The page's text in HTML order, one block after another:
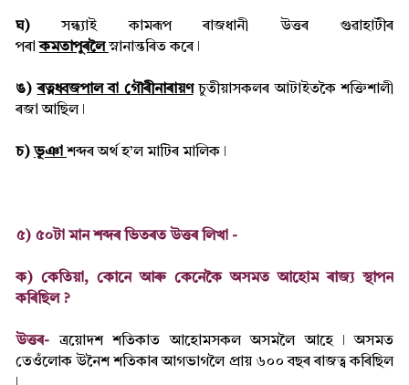
ঘ)সন্ধ্যাই কামৰূপ ৰাজধানী উত্তৰ গুৱাহাটীৰ
পৰাকমতাপুৰলৈস্নানান্তৰিত কৰে ǀ
ঙ) ৰত্নধ্বজপাল বা গৌৰীনাৰায়ণ চুতীয়াসকলৰ আটাইতকৈ শক্তিশালী
ৰজা আছিল ǀ
চ)ভূঞাশব্দৰ অৰ্থ হ’ল মাটিৰ মালিক ǀ
৫) ৫০টা মান শব্দৰ ভিতৰত উত্তৰ লিখা -
ক) কেতিয়া, কোনে আৰু কেনেকৈ অসমত আহোম ৰাজ্য স্থাপন
কৰিছিল ?
উত্তৰ-
ত্ৰয়োদশ শতিকাত আহোমসকল অসমলৈ আহে ǀ অসমত
তেওঁলোক উনৈশ শতিকাৰ আগভাগলৈ প্ৰায় ৬০০ বছৰ ৰাজত্ব কৰিছিল